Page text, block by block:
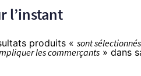
l’instant
produits « sont
les commerçants » dans